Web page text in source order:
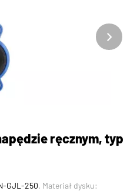
ręcznym, typ
GJL-250. Materiał dysku: